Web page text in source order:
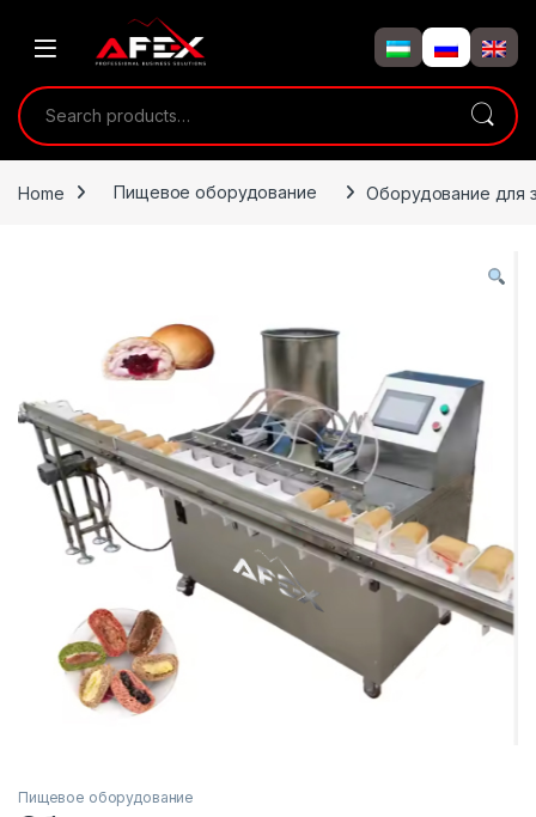
Search for:
Home Пищевое оборудование Оборудование для
Пищевое оборудование